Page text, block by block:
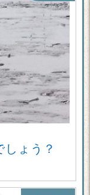
ょう？